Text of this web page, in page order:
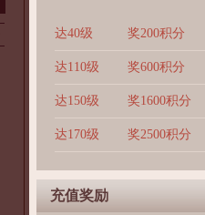
达40级 奖200积分
达110级 奖600积分
达150级 奖1600积分
达170级 奖2500积分
充值奖励